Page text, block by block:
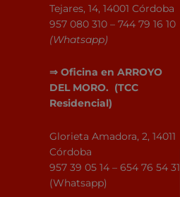
Tejares, 14, 14001 Córdoba
957 080 310 – 744 79 16 10
(Whatsapp)
⇒ Oficina en ARROYO
DEL MORO. (TCC
Residencial)
Glorieta Amadora, 2, 14011
Córdoba
957 39 05 14 – 654 76 54 31
(Whatsapp)